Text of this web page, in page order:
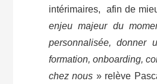
intérimaires, afin de
enjeu majeur du
personnalisée, donner
formation, onboarding,
chez nous » relève